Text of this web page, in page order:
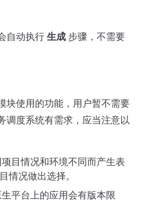
自动执行 生成 步骤，不需要
块使用的功能，用户暂不需要
调度系统有需求，应当注意以
目情况和环境不同而产生表
情况做出选择。
平台上的应用会有版本限